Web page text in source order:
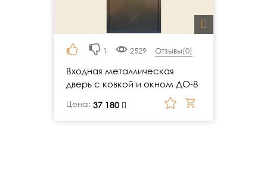
1 2529 Отзывы(0)
Входная металлическая
дверь с ковкой и окном ДО-8
Цена: 37 180
руб.